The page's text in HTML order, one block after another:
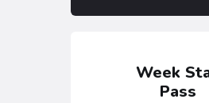
Week
Pass